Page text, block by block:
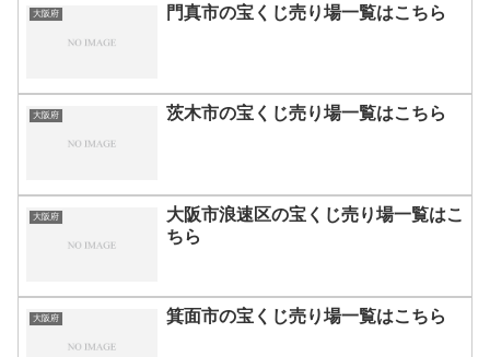
大阪府 門真市の宝くじ売り場一覧はこちら
大阪府 茨木市の宝くじ売り場一覧はこちら
大阪府
大阪市浪速区の宝くじ売り場一覧はこ
ちら
大阪府 箕面市の宝くじ売り場一覧はこちら